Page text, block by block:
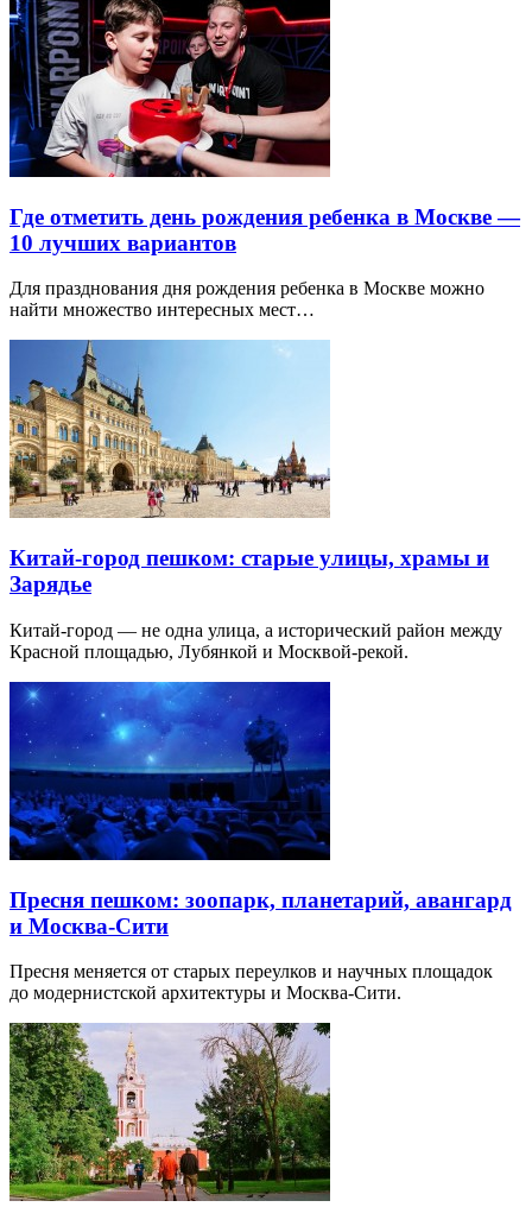
Где отметить день рождения ребенка в Москве —
10 лучших вариантов
Для празднования дня рождения ребенка в Москве можно
найти множество интересных мест…
Китай-город пешком: старые улицы, храмы и
Зарядье
Китай-город — не одна улица, а исторический район между
Красной площадью, Лубянкой и Москвой-рекой.
Пресня пешком: зоопарк, планетарий, авангард
и Москва-Сити
Пресня меняется от старых переулков и научных площадок
до модернистской архитектуры и Москва-Сити.